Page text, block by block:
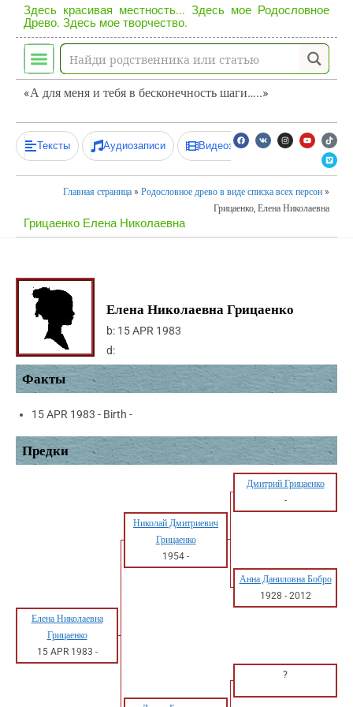
Здесь красивая местность... Здесь мое Родословное
Древо. Здесь мое творчество.
«А для меня и тебя в бесконечность шаги…..»
Тексты Аудиозаписи Видеозаписи
Главная страница » Родословное древо в виде списка всех персон »
Грицаенко, Елена Николаевна
Грицаенко Елена Николаевна
Елена Николаевна Грицаенко
b: 15 APR 1983
d:
Факты
15 APR 1983 - Birth -
Предки
Дмитрий Грицаенко
-
Николай Дмитриевич
Грицаенко
1954 -
Анна Даниловна Бобро
1928 - 2012
Елена Николаевна
Грицаенко
15 APR 1983 -
?